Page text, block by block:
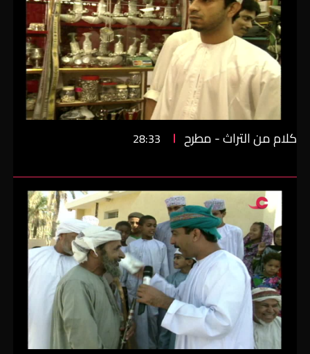
كلام من التراث - مطرح 28:33